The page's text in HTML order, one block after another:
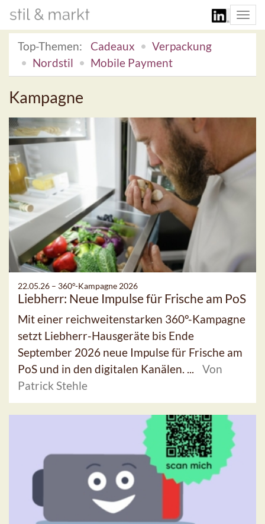
Top-Themen:
Cadeaux
Verpackung
Nordstil
Mobile Payment
Kampagne
22.05.26 – 360°-Kampagne 2026
Liebherr: Neue Impulse für Frische am PoS
Mit einer reichweitenstarken 360°-Kampagne
setzt Liebherr-Hausgeräte bis Ende
September 2026 neue Impulse für Frische am
PoS und in den digitalen Kanälen. ...
Von
Patrick Stehle